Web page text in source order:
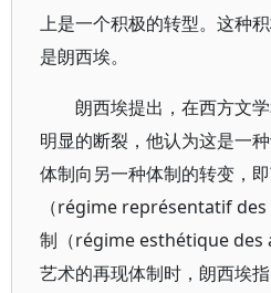
上是一个积极的转型。这种
是朗西埃。
朗西埃提出，在西方文
明显的断裂，他认为这是一
体制向另一种体制的转变，
（régime représentatif
制（régime esthétique des
艺术的再现体制时，朗西埃